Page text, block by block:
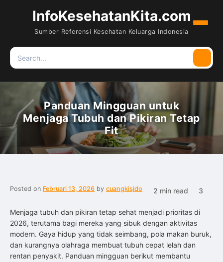
InfoKesehatanKita.com
Sumber Referensi Kesehatan Keluarga Indonesia
Menu
Search
for:
Panduan Mingguan untuk
Menjaga Tubuh dan Pikiran Tetap
Fit
Posted on Februari 13, 2026 by cuangkisjdo 2 min read 3
Menjaga tubuh dan pikiran tetap sehat menjadi prioritas di
2026, terutama bagi mereka yang sibuk dengan aktivitas
modern. Gaya hidup yang tidak seimbang, pola makan buruk,
dan kurangnya olahraga membuat tubuh cepat lelah dan
rentan penyakit. Panduan mingguan berikut membantu